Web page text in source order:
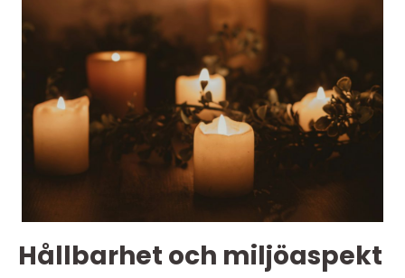
Hållbarhet och miljöaspekt